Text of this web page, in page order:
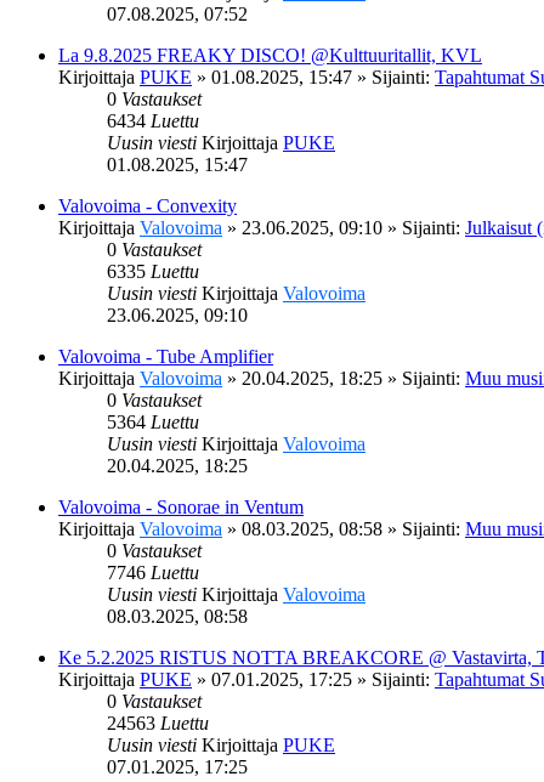
07.08.2025, 07:52
La 9.8.2025 FREAKY DISCO! @Kulttuuritallit, KVL
Kirjoittaja PUKE » 01.08.2025, 15:47 » Sijainti: Tapahtumat
0 Vastaukset
6434 Luettu
Uusin viesti Kirjoittaja PUKE
01.08.2025, 15:47
Valovoima - Convexity
Kirjoittaja Valovoima » 23.06.2025, 09:10 » Sijainti: Julkaisut
0 Vastaukset
6335 Luettu
Uusin viesti Kirjoittaja Valovoima
23.06.2025, 09:10
Valovoima - Tube Amplifier
Kirjoittaja Valovoima » 20.04.2025, 18:25 » Sijainti: Muu
0 Vastaukset
5364 Luettu
Uusin viesti Kirjoittaja Valovoima
20.04.2025, 18:25
Valovoima - Sonorae in Ventum
Kirjoittaja Valovoima » 08.03.2025, 08:58 » Sijainti: Muu
0 Vastaukset
7746 Luettu
Uusin viesti Kirjoittaja Valovoima
08.03.2025, 08:58
Ke 5.2.2025 RISTUS NOTTA BREAKCORE @ Vastavirta,
Kirjoittaja PUKE » 07.01.2025, 17:25 » Sijainti: Tapahtumat
0 Vastaukset
24563 Luettu
Uusin viesti Kirjoittaja PUKE
07.01.2025, 17:25